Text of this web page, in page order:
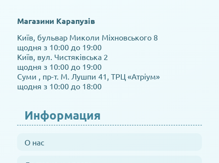
Магазини Карапузів
Київ, бульвар Миколи Міхновського 8
щодня з 10:00 до 19:00
Київ, вул. Чистяківська 2
щодня з 10:00 до 19:00
Суми , пр-т. М. Лушпи 41, ТРЦ «Атріум»
щодня з 10:00 до 18:00
Информация
О нас